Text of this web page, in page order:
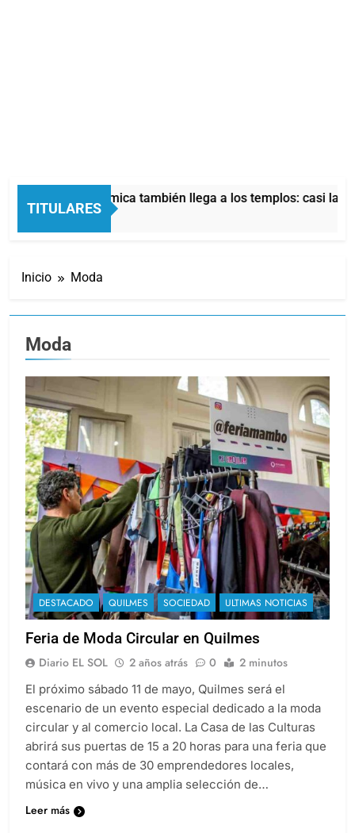
TITULARES
crisis económica también llega a los templos: casi la
Minutos Atrás
Inicio Moda
Moda
DESTACADO QUILMES SOCIEDAD ULTIMAS NOTICIAS
Feria de Moda Circular en Quilmes
Diario EL SOL 2 años atrás 0 2 minutos
El próximo sábado 11 de mayo, Quilmes será el
escenario de un evento especial dedicado a la moda
circular y al comercio local. La Casa de las Culturas
abrirá sus puertas de 15 a 20 horas para una feria que
contará con más de 30 emprendedores locales,
música en vivo y una amplia selección de…
Leer más